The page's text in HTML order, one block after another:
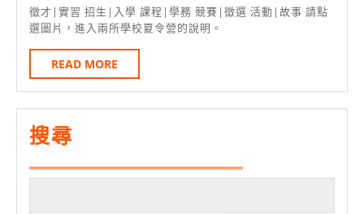
靠
劍
校
(嘉
中
央)
營
即
月
15
徵才|實習 招生|入學 課程|學務 競賽|徵選 活動|故事 請點
選圖片，進入兩所學校夏令營的說明。
READ MORE
MORE
搜尋